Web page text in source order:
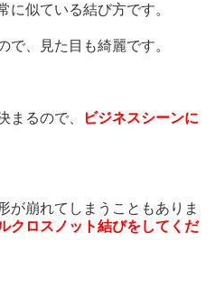
に似ている結び方です。
で、見た目も綺麗です。
まるので、
ビジネスシーンに
が崩れてしまうこともありま
クロスノット結びをしてくだ